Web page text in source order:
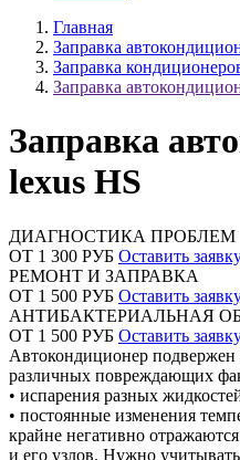
Главная
Заправка
Заправка
Заправка
Заправка
lexus HS
ДИАГНОСТИКА ПРОБЛЕМ
ОТ 1 300 РУБ Оставить
РЕМОНТ И ЗАПРАВКА
ОТ 1 500 РУБ Оставить
АНТИБАКТЕРИАЛЬНАЯ
ОТ 1 500 РУБ Оставить
Автокондиционер
различных повреждающих
• испарения разных
• постоянные изменения
крайне негативно
и его узлов. Нужно